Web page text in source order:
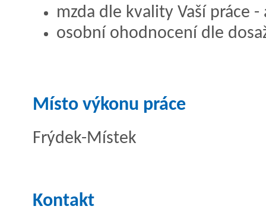
mzda dle kvality Vaší práce -
osobní ohodnocení dle
Místo výkonu práce
Frýdek-Místek
Kontakt